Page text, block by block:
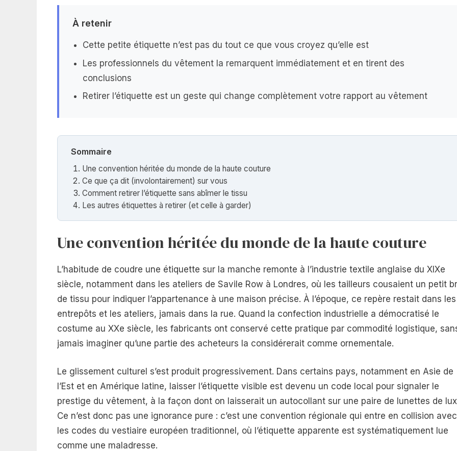
À retenir
Cette petite étiquette n’est pas du tout ce que vous croyez qu’elle est
Les professionnels du vêtement la remarquent immédiatement et en tirent des
conclusions
Retirer l’étiquette est un geste qui change complètement votre rapport au vêtement
Sommaire
Une convention héritée du monde de la haute couture
Ce que ça dit (involontairement) sur vous
Comment retirer l’étiquette sans abîmer le tissu
Les autres étiquettes à retirer (et celle à garder)
Une convention héritée du monde de la haute couture
L’habitude de coudre une étiquette sur la manche remonte à l’industrie textile anglaise du XIXe
siècle, notamment dans les ateliers de Savile Row à Londres, où les tailleurs cousaient un petit
de tissu pour indiquer l’appartenance à une maison précise. À l’époque, ce repère restait dans les
entrepôts et les ateliers, jamais dans la rue. Quand la confection industrielle a démocratisé le
costume au XXe siècle, les fabricants ont conservé cette pratique par commodité logistique,
jamais imaginer qu’une partie des acheteurs la considérerait comme ornementale.
Le glissement culturel s’est produit progressivement. Dans certains pays, notamment en Asie de
l’Est et en Amérique latine, laisser l’étiquette visible est devenu un code local pour signaler le
prestige du vêtement, à la façon dont on laisserait un autocollant sur une paire de lunettes de
Ce n’est donc pas une ignorance pure : c’est une convention régionale qui entre en collision avec
les codes du vestiaire européen traditionnel, où l’étiquette apparente est systématiquement lue
comme une maladresse.